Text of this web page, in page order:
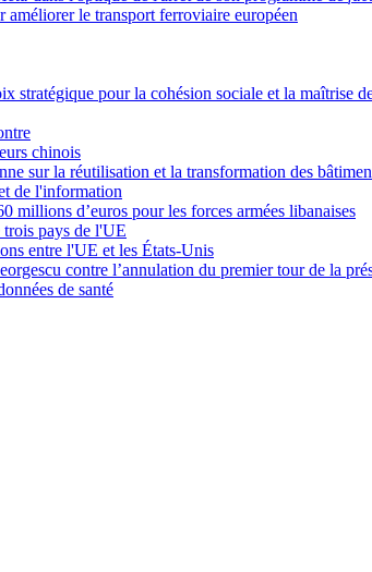
améliorer le transport ferroviaire européen
stratégique pour la cohésion sociale et la maîtrise
chinois
sur la réutilisation et la transformation des
de l'information
millions d’euros pour les forces armées libanaises
pays de l'UE
entre l'UE et les États-Unis
contre l’annulation du premier tour de la
de santé